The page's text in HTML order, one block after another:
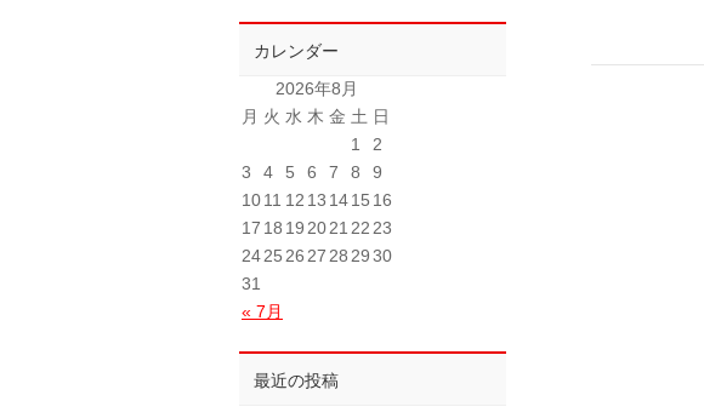
カレンダー
2026年8月
月 火 水 木 金 土 日
« 7月
1
2
3
4 5 6 7 8
9
1011 12 13 1415 16
17 18 19 2021 22 23
2425 26 27 28 2930
31
最近の投稿